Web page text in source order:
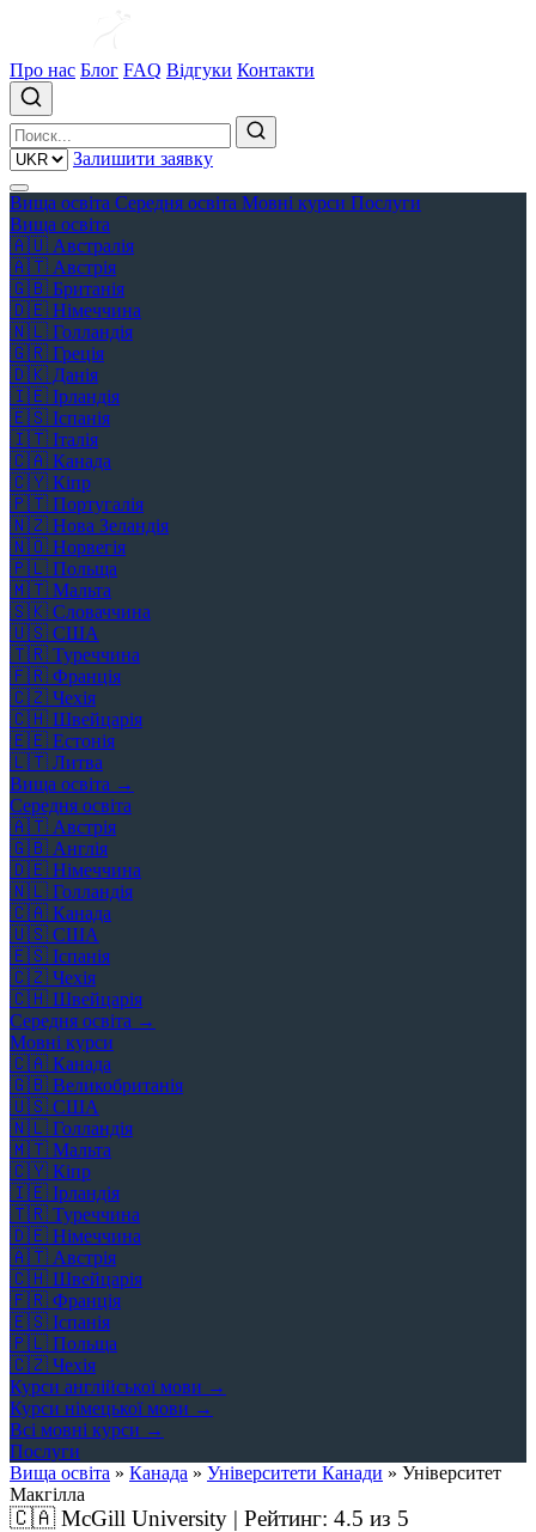
Про нас Блог FAQ Відгуки Контакти
Залишити заявку
Вища освіта Середня освіта Мовні курси Послуги
Вища освіта
🇦🇺 Австралія
🇦🇹 Австрія
🇬🇧 Британія
🇩🇪 Німеччина
🇳🇱 Голландія
🇬🇷 Греція
🇩🇰 Данія
🇮🇪 Ірландія
🇪🇸 Іспанія
🇮🇹 Італія
🇨🇦 Канада
🇨🇾 Кіпр
🇵🇹 Португалія
🇳🇿 Нова Зеландія
🇳🇴 Норвегія
🇵🇱 Польща
🇲🇹 Мальта
🇸🇰 Словаччина
🇺🇸 США
🇹🇷 Туреччина
🇫🇷 Франція
🇨🇿 Чехія
🇨🇭 Швейцарія
🇪🇪 Естонія
🇱🇹 Литва
Вища освіта →
Середня освіта
🇦🇹 Австрія
🇬🇧 Англія
🇩🇪 Німеччина
🇳🇱 Голландія
🇨🇦 Канада
🇺🇸 США
🇪🇸 Іспанія
🇨🇿 Чехія
🇨🇭 Швейцарія
Середня освіта →
Мовні курси
🇨🇦 Канада
🇬🇧 Великобританія
🇺🇸 США
🇳🇱 Голландія
🇲🇹 Мальта
🇨🇾 Кіпр
🇮🇪 Ірландія
🇹🇷 Туреччина
🇩🇪 Німеччина
🇦🇹 Австрія
🇨🇭 Швейцарія
🇫🇷 Франція
🇪🇸 Іспанія
🇵🇱 Польща
🇨🇿 Чехія
Курси англійської мови →
Курси німецької мови →
Всі мовні курси →
Послуги
Вища освіта » Канада » Університети Канади » Університет
Макгілла
🇨🇦McGill University | Рейтинг: 4.5 из 5